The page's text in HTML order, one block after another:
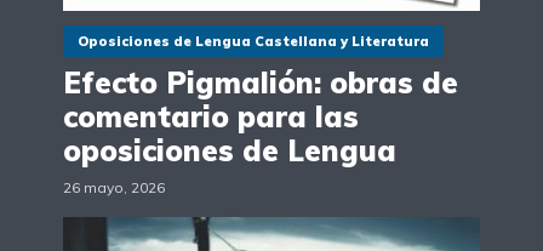
Oposiciones de Lengua Castellana y Literatura
Efecto Pigmalión: obras de
comentario para las
oposiciones de Lengua
26 mayo, 2026